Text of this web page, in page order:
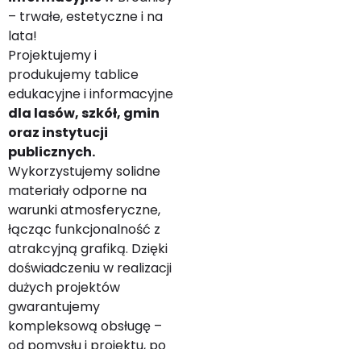
– trwałe, estetyczne i na
lata!
Projektujemy i
produkujemy tablice
edukacyjne i informacyjne
dla lasów, szkół, gmin
oraz instytucji
publicznych.
Wykorzystujemy solidne
materiały odporne na
warunki atmosferyczne,
łącząc funkcjonalność z
atrakcyjną grafiką. Dzięki
doświadczeniu w realizacji
dużych projektów
gwarantujemy
kompleksową obsługę –